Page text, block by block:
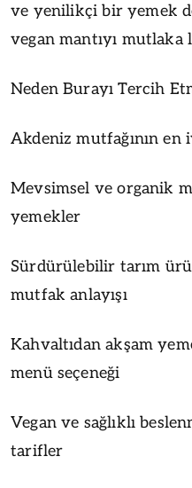
ve yenilikçi bir yemek
vegan mantıyı
Neden Burayı Tercih
Akdeniz mutfağının
Mevsimsel ve organik
yemekler
Sürdürülebilir tarım
mutfak anlayışı
Kahvaltıdan akşam
menü seçeneği
Vegan ve sağlıklı
tarifler